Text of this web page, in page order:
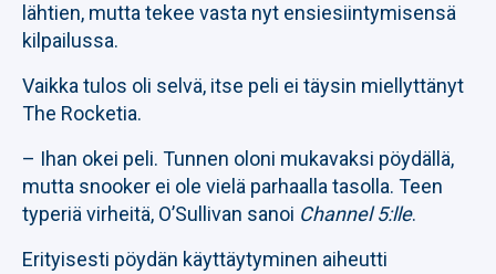
lähtien, mutta tekee vasta nyt ensiesiintymisensä
kilpailussa.
Vaikka tulos oli selvä, itse peli ei täysin miellyttänyt
The Rocketia.
– Ihan okei peli. Tunnen oloni mukavaksi pöydällä,
mutta snooker ei ole vielä parhaalla tasolla. Teen
typeriä virheitä, O’Sullivan sanoi Channel 5:lle.
Erityisesti pöydän käyttäytyminen aiheutti